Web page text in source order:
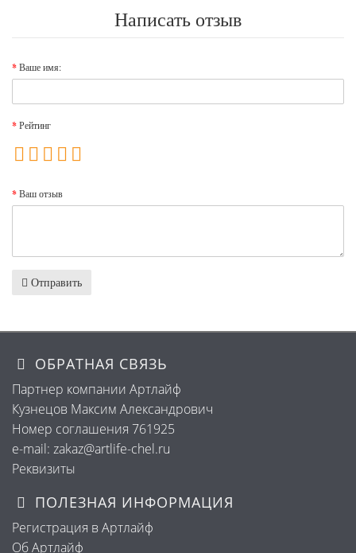
Написать отзыв
Ваше имя:
Рейтинг
Ваш отзыв
Отправить
ОБРАТНАЯ СВЯЗЬ
Партнер компании Артлайф
Кузнецов Максим Александрович
Номер соглашения 761925
e-mail: zakaz@artlife-chel.ru
Реквизиты
ПОЛЕЗНАЯ ИНФОРМАЦИЯ
Регистрация в Артлайф
Об Артлайф